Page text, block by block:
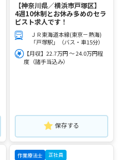
【神奈川県／横浜市戸塚区】
4週10休制とお休み多めのセラ
ピスト求人です！
ＪＲ東海道本線(東京－熱海)
「戸塚駅」（バス・車15分）
【月収】22.7万円 ～ 24.0万円程
度（諸手当込み）
保存する
作業療法士 正社員